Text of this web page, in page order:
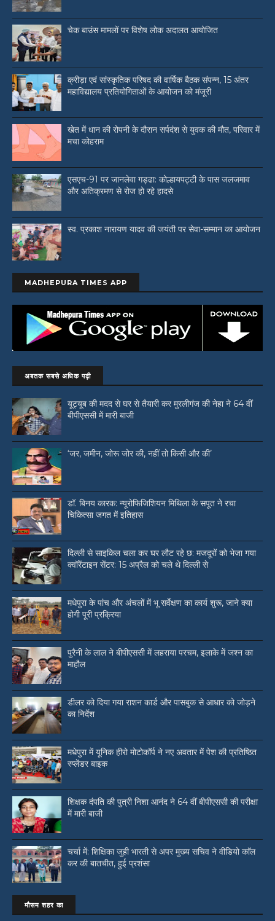
चेक बाउंस मामलों पर विशेष लोक अदालत आयोजित
क्रीड़ा एवं सांस्कृतिक परिषद की वार्षिक बैठक संपन्न, 15 अंतर
महाविद्यालय प्रतियोगिताओं के आयोजन को मंजूरी
खेत में धान की रोपनी के दौरान सर्पदंश से युवक की मौत, परिवार में
मचा कोहराम
एसएच-91 पर जानलेवा गड्ढा: कोल्हायपट्टी के पास जलजमाव
और अतिक्रमण से रोज हो रहे हादसे
स्व. प्रकाश नारायण यादव की जयंती पर सेवा-सम्मान का आयोजन
MADHEPURA TIMES APP
अबतक सबसे अधिक पढ़ी
यूट्यूब की मदद से घर से तैयारी कर मुरलीगंज की नेहा ने 64 वीं
बीपीएससी में मारी बाजी
‘जर, जमीन, जोरू जोर की, नहीं तो किसी और की’
डॉ. बिनय कारक: न्यूरोफिजिशियन मिथिला के सपूत ने रचा
चिकित्सा जगत में इतिहास
दिल्ली से साइकिल चला कर घर लौट रहे छ: मजदूरों को भेजा गया
क्वॉरेंटाइन सेंटर: 15 अप्रैल को चले थे दिल्ली से
मधेपुरा के पांच और अंचलों में भू सर्वेक्षण का कार्य शुरू, जाने क्या
होगी पूरी प्रक्रिया
पुरैनी के लाल ने बीपीएससी में लहराया परचम, इलाके में जश्न का
माहौल
डीलर को दिया गया राशन कार्ड और पासबुक से आधार को जोड़ने
का निर्देश
मधेपुरा में यूनिक हीरो मोटोकॉर्प ने नए अवतार में पेश की प्रतिष्ठित
स्प्लेंडर बाइक
शिक्षक दंपति की पुत्री निशा आनंद ने 64 वीं बीपीएससी की परीक्षा
में मारी बाजी
चर्चा में: शिक्षिका जुही भारती से अपर मुख्य सचिव ने वीडियो काॅल
कर की बातचीत, हुई प्रशंसा
मौसम शहर का